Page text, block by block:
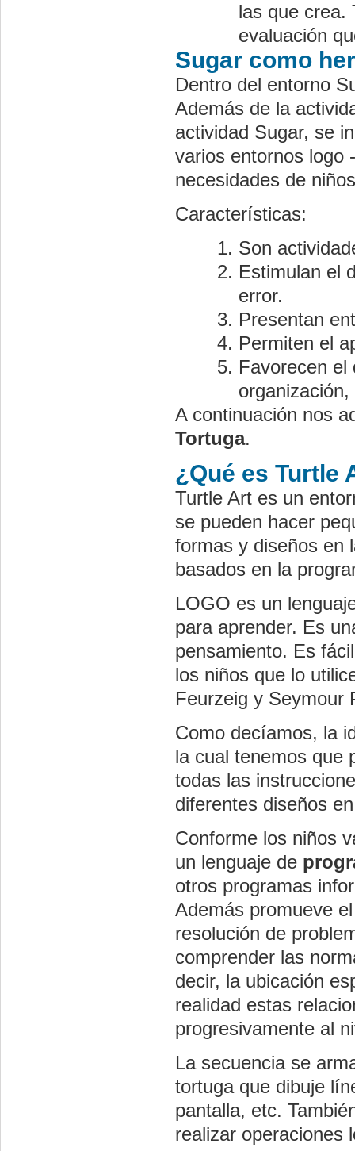
las que crea.
evaluación
Sugar como
Dentro del entorno
Además de la
actividad Sugar, se
varios entornos logo
necesidades de
Características:
Son
Estimulan el
error.
Presentan
Permiten el
Favorecen el
A continuación nos
Tortuga.
¿Qué es Turtle
Turtle Art es un
se pueden hacer
formas y diseños en
basados en la
LOGO es un
para aprender. Es
pensamiento. Es
los niños que lo
Feurzeig y Seymour
Como decíamos, la
la cual tenemos que
todas las
diferentes diseños
Conforme los niños
un lenguaje de
otros programas
Además promueve
resolución de
comprender las
decir, la ubicación
realidad estas
progresivamente al
La secuencia se
tortuga que dibuje
pantalla, etc.
realizar operaciones